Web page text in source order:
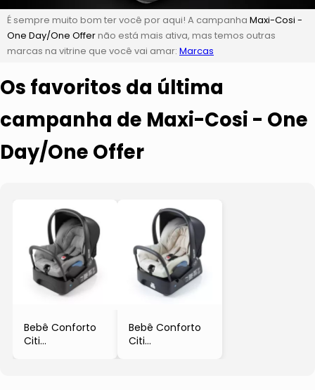
É sempre muito bom ter você por aqui! A campanha Maxi-Cosi -
One Day/One Offernão está mais ativa, mas temos outras
marcas na vitrine que você vai amar: Marcas
Os favoritos da última
campanha de Maxi-Cosi - One
Day/One Offer
Bebê Conforto
Citi
Bebê Conforto
Citi